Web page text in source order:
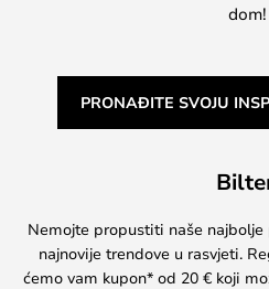
dom!
PRONAĐITE SVOJU
Nemojte propustiti naše najbolje
najnovije trendove u rasvjeti.
ćemo vam kupon* od 20 € koji